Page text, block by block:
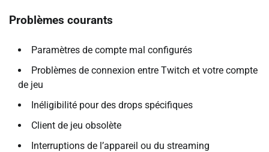
Problèmes courants
Paramètres de compte mal configurés
Problèmes de connexion entre Twitch et votre compte
de jeu
Inéligibilité pour des drops spécifiques
Client de jeu obsolète
Interruptions de l’appareil ou du streaming